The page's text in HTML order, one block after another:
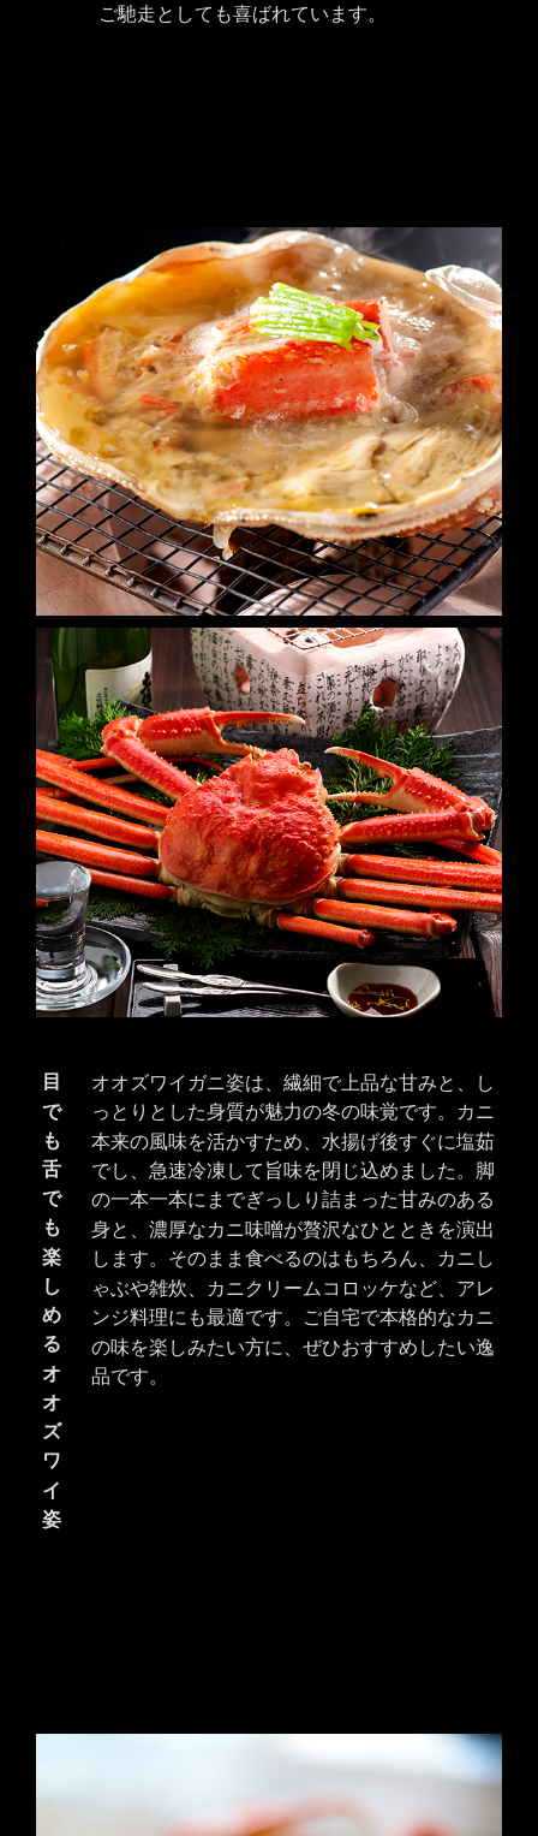
ご馳走としても喜ばれています。
目
で
も
舌
で
も
楽
し
め
る
オ
オ
ズ
ワ
イ
姿
オオズワイガニ姿は、繊細で上品な甘みと、し
っとりとした身質が魅力の冬の味覚です。カニ
本来の風味を活かすため、水揚げ後すぐに塩茹
でし、急速冷凍して旨味を閉じ込めました。脚
の一本一本にまでぎっしり詰まった甘みのある
身と、濃厚なカニ味噌が贅沢なひとときを演出
します。そのまま食べるのはもちろん、カニし
ゃぶや雑炊、カニクリームコロッケなど、アレ
ンジ料理にも最適です。ご自宅で本格的なカニ
の味を楽しみたい方に、ぜひおすすめしたい逸
品です。
他にも商品を見る
ショッピングカートへ進む